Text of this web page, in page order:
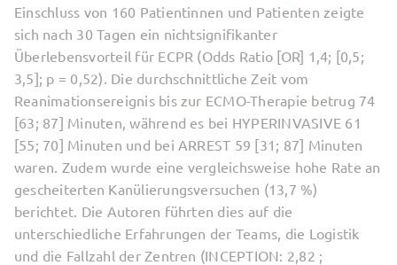
Einschluss von 160 Patientinnen und Patienten zeigte
sich nach 30 Tagen ein nichtsignifikanter
Überlebensvorteil für ECPR (Odds Ratio [OR] 1,4; [0,5;
3,5]; p = 0,52). Die durchschnittliche Zeit vom
Reanimationsereignis bis zur ECMO-Therapie betrug 74
[63; 87] Minuten, während es bei HYPERINVASIVE 61
[55; 70] Minuten und bei ARREST 59 [31; 87] Minuten
waren. Zudem wurde eine vergleichsweise hohe Rate an
gescheiterten Kanülierungsversuchen (13,7 %)
berichtet. Die Autoren führten dies auf die
unterschiedliche Erfahrungen der Teams, die Logistik
und die Fallzahl der Zentren (INCEPTION: 2,82 ;